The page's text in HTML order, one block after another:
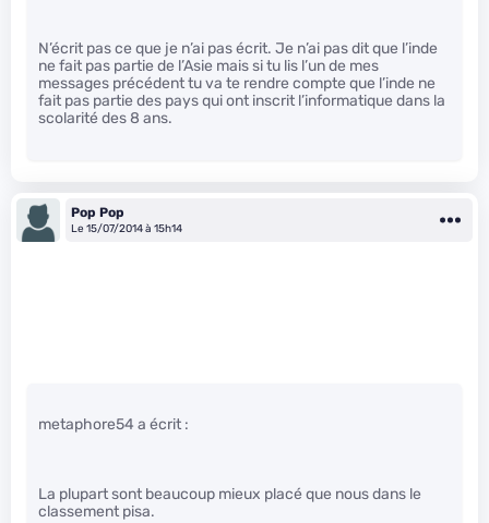
N’écrit pas ce que je n’ai pas écrit. Je n’ai pas dit que l’inde
ne fait pas partie de l’Asie mais si tu lis l’un de mes
messages précédent tu va te rendre compte que l’inde ne
fait pas partie des pays qui ont inscrit l’informatique dans la
scolarité des 8 ans.
Pop Pop
Le 15/07/2014 à 15h14
metaphore54 a écrit :
La plupart sont beaucoup mieux placé que nous dans le
classement pisa.